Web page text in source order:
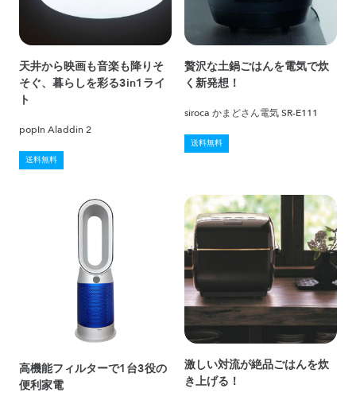
天井から映画も音楽も降りそ
そぐ、暮らしを彩る3in1ライ
ト
popIn Aladdin 2
送料無料
贅沢な土鍋ごはんを電気で炊
く新発想！
siroca かまどさん電気 SR-E111
送料無料
高機能フィルターで1台3役の
便利家電
激しい対流が絶品ごはんを炊
き上げる！